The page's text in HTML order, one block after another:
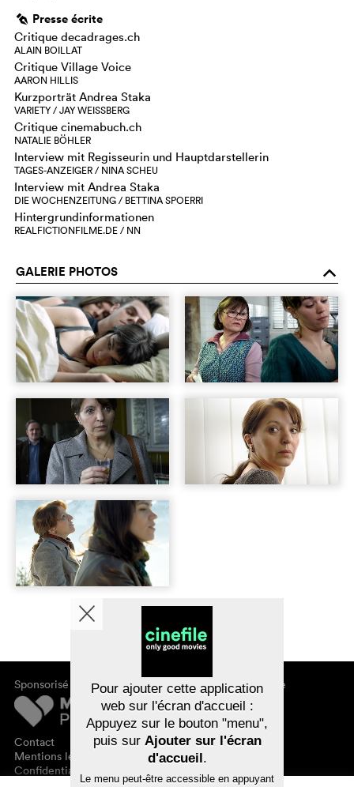
g Presse écrite
Critique decadrages.ch
ALAIN BOILLAT
Critique Village Voice
AARON HILLIS
Kurzporträt Andrea Staka
VARIETY / JAY WEISSBERG
Critique cinemabuch.ch
NATALIE BÖHLER
Interview mit Regisseurin und Hauptdarstellerin
TAGES-ANZEIGER / NINA SCHEU
Interview mit Andrea Staka
DIE WOCHENZEITUNG / BETTINA SPOERRI
Hintergrundinformationen
REALFICTIONFILME.DE / NN
GALERIE PHOTOS o
Sponsorisé par
Contact
Mentions légales
Confidentialité des données
À propos de cinefile
S'inscrire/s'abonner
Newsletter
FAQ
Bons-cadeaux
Pour ajouter cette application
web sur l'écran d'accueil :
Appuyez sur le bouton "menu",
puis sur Ajouter sur l'écran
d'accueil.
Le menu peut-être accessible en appuyant